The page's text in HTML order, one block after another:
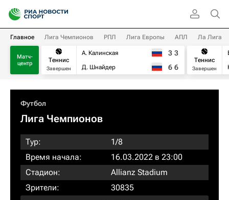
Главное Лига Чемпионов РПЛ Лига Европы АПЛ Ла Лига
Матч-
центр
Теннис
Завершен
А. Калинская
Д. Шнайдер
3 3
6 6
Теннис
Завершен
Футбол
Лига Чемпионов
Тур:
1/8
Время начала:
16.03.2022 в 23:00
Стадион:
Allianz Stadium
Зрители:
30835